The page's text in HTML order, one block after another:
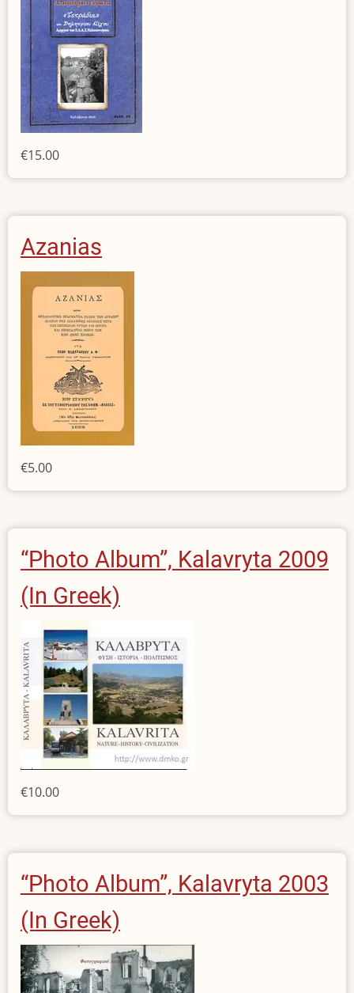
€15.00
Azanias
€5.00
“Photo Album”, Kalavryta 2009
(In Greek)
€10.00
“Photo Album”, Kalavryta 2003
(In Greek)